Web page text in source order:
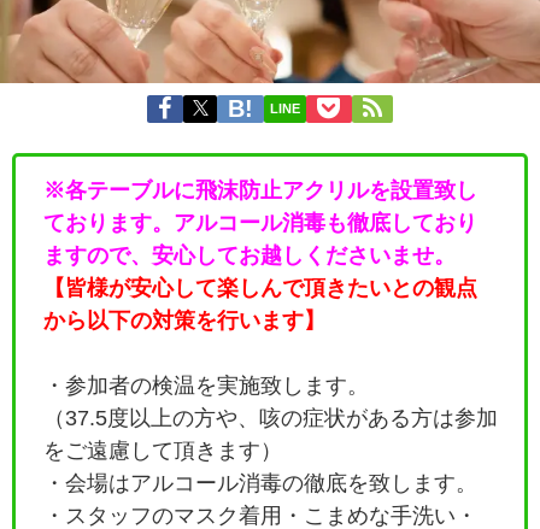
LINE
※各テーブルに飛沫防止アクリルを設置致し
ております。アルコール消毒も徹底しており
ますので、安心してお越しくださいませ。
【皆様が安心して楽しんで頂きたいとの観点
から以下の対策を行います】
・参加者の検温を実施致します。
（37.5度以上の方や、咳の症状がある方は参加
をご遠慮して頂きます）
・会場はアルコール消毒の徹底を致します。
・ スタッフのマスク着用・こまめな手洗い・